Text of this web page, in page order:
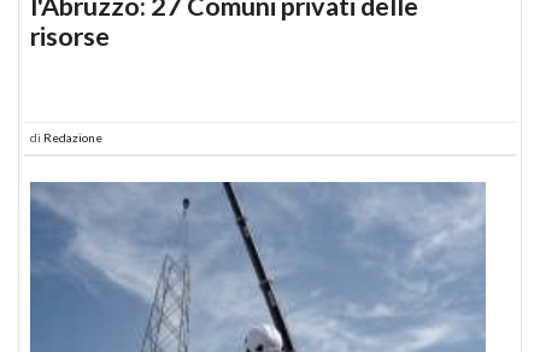
risorse
di Redazione